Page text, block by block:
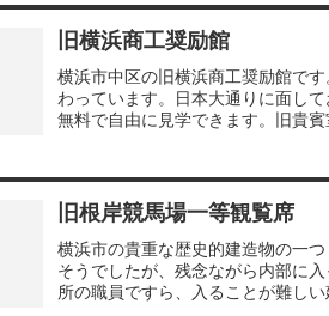
伴いますが、重要文化財としての
ます。 現在も横浜市のシンボルと
す。ジャックの塔、クイーンの塔
塔は内部を見学することができま
旧横浜商工奨励館
横浜市中区の旧横浜商工奨励館で
わっています。日本大通りに面し
無料で自由に見学できます。旧貴
旧根岸競馬場一等観覧席
横浜市の貴重な歴史的建造物の一
そうでしたが、残念ながら内部に
所の職員ですら、入ることが難し